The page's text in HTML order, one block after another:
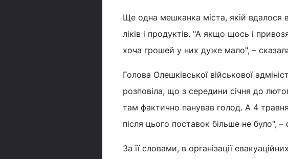
Ще одна мешканка міста, якій вдалося
ліків і продуктів. "А якщо щось і
хоча грошей у них дуже мало", –
Голова Олешківської військової
розповіла, що з середини січня до
там фактично панував голод. А 4
після цього поставок більше не було", –
За її словами, в організації